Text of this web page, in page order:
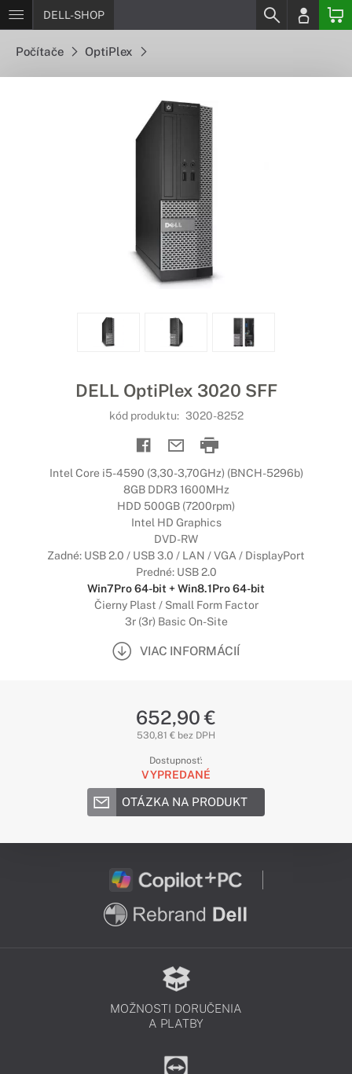
DELL-SHOP
Počítače OptiPlex
DELL OptiPlex 3020 SFF
kód produktu: 3020-8252
Intel Core i5-4590 (3,30-3,70GHz) (BNCH-5296b)
8GB DDR3 1600MHz
HDD 500GB (7200rpm)
Intel HD Graphics
DVD-RW
Zadné: USB 2.0 / USB 3.0 / LAN / VGA / DisplayPort
Predné: USB 2.0
Win7Pro 64-bit + Win8.1Pro 64-bit
Čierny Plast / Small Form Factor
3r (3r) Basic On-Site
VIAC INFORMÁCIÍ
652,90 €
530,81 € bez DPH
Dostupnosť:
VYPREDANÉ
OTÁZKA NA PRODUKT
MOŽNOSTI DORUČENIA
A PLATBY